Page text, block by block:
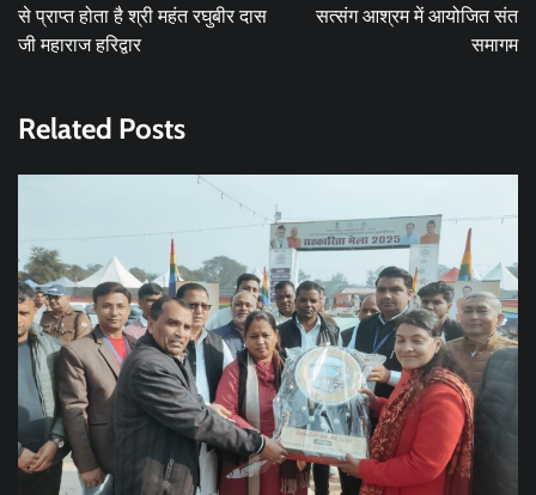
से प्राप्त होता है श्री महंत रघुबीर दास
जी महाराज हरिद्वार
सत्संग आश्रम में आयोजित संत
समागम
Related Posts